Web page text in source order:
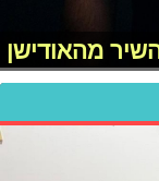
מהאודישן